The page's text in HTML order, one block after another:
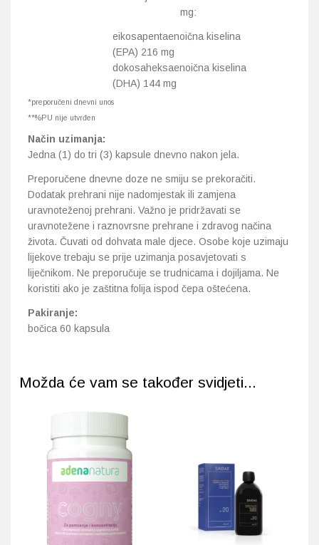
mg:
eikosapentaenoična kiselina
(EPA) 216 mg
dokosaheksaenoična kiselina
(DHA) 144 mg
*preporučeni dnevni unos
**%PU nije utvrđen
Način uzimanja:
Jedna (1) do tri (3) kapsule dnevno nakon jela.
Preporučene dnevne doze ne smiju se prekoračiti.
Dodatak prehrani nije nadomjestak ili zamjena
uravnoteženoj prehrani. Važno je pridržavati se
uravnotežene i raznovrsne prehrane i zdravog načina
života. Čuvati od dohvata male djece. Osobe koje uzimaju
lijekove trebaju se prije uzimanja posavjetovati s
liječnikom. Ne preporučuje se trudnicama i dojiljama. Ne
koristiti ako je zaštitna folija ispod čepa oštećena.
Pakiranje:
bočica 60 kapsula
Možda će vam se također svidjeti...